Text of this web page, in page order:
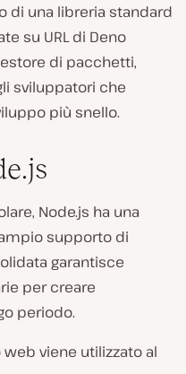
di una libreria standard
su URL di Deno
di pacchetti,
sviluppatori che
più snello.
Node.js ha una
supporto di
garantisce
per creare
periodo.
viene utilizzato al